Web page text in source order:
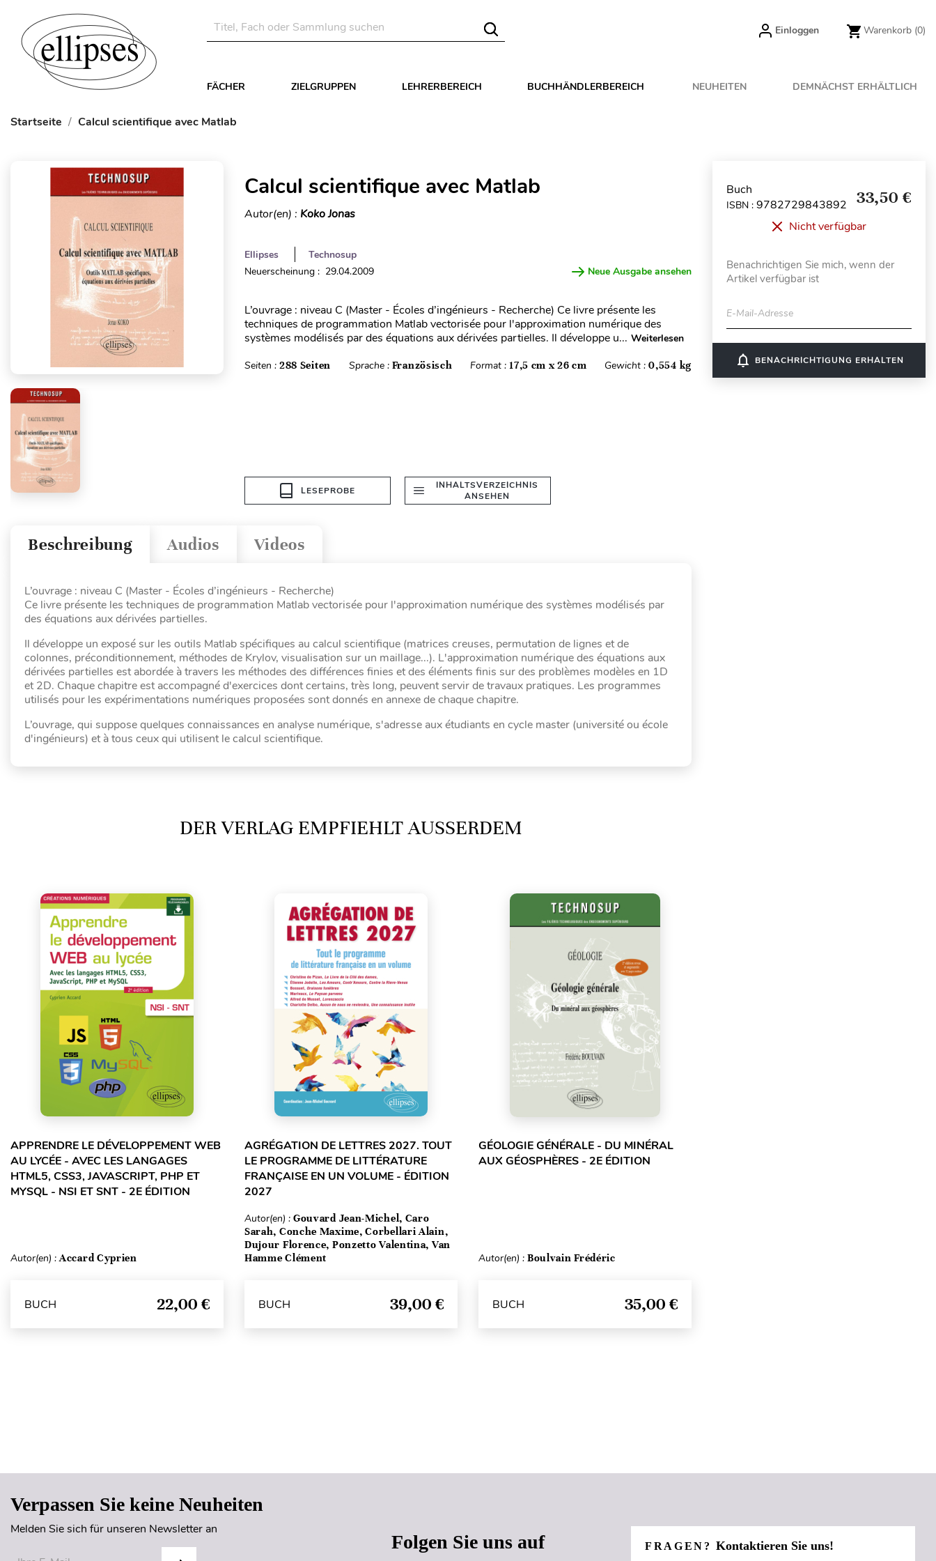
Einloggen Warenkorb (0)
FÄCHER ZIELGRUPPEN LEHRERBEREICH BUCHHÄNDLERBEREICH NEUHEITEN DEMNÄCHST ERHÄLTLICH
Startseite Calcul scientifique avec Matlab
Calcul scientifique avec Matlab
Autor(en) : Koko Jonas
Ellipses
Technosup
Neuerscheinung : 29.04.2009
Neue Ausgabe ansehen
L’ouvrage : niveau C (Master - Écoles d’ingénieurs - Recherche) Ce livre présente les
techniques de programmation Matlab vectorisée pour l'approximation numérique des
systèmes modélisés par des équations aux dérivées partielles. Il développe u... Weiterlesen
Seiten : 288 Seiten Sprache : Französisch Format :17,5 cm x 26 cm Gewicht :0,554 kg
LESEPROBE
INHALTSVERZEICHNIS
ANSEHEN
Videos
Audios
Beschreibung
L’ouvrage : niveau C (Master - Écoles d’ingénieurs - Recherche)
Ce livre présente les techniques de programmation Matlab vectorisée pour l'approximation numérique des systèmes modélisés par
des équations aux dérivées partielles.
Il développe un exposé sur les outils Matlab spécifiques au calcul scientifique (matrices creuses, permutation de lignes et de
colonnes, préconditionnement, méthodes de Krylov, visualisation sur un maillage...). L'approximation numérique des équations aux
dérivées partielles est abordée à travers les méthodes des différences finies et des éléments finis sur des problèmes modèles en 1D
et 2D. Chaque chapitre est accompagné d'exercices dont certains, très long, peuvent servir de travaux pratiques. Les programmes
utilisés pour les expérimentations numériques proposées sont donnés en annexe de chaque chapitre.
L’ouvrage, qui suppose quelques connaissances en analyse numérique, s'adresse aux étudiants en cycle master (université ou école
d'ingénieurs) et à tous ceux qui utilisent le calcul scientifique.
DER VERLAG EMPFIEHLT AUSSERDEM
APPRENDRE LE DÉVELOPPEMENT WEB
AU LYCÉE - AVEC LES LANGAGES
HTML5, CSS3, JAVASCRIPT, PHP ET
MYSQL - NSI ET SNT - 2E ÉDITION
Autor(en) :Accard Cyprien
BUCH 22,00 €
AGRÉGATION DE LETTRES 2027. TOUT
LE PROGRAMME DE LITTÉRATURE
FRANÇAISE EN UN VOLUME - ÉDITION
2027
Autor(en) : Gouvard Jean-Michel, Caro
Sarah, Conche Maxime, Corbellari Alain,
Dujour Florence, Ponzetto Valentina, Van
Hamme Clément
BUCH 39,00 €
GÉOLOGIE GÉNÉRALE - DU MINÉRAL
AUX GÉOSPHÈRES - 2E ÉDITION
Autor(en) : Boulvain Frédéric
BUCH 35,00 €
Buch
ISBN : 9782729843892 33,50 €
Nicht verfügbar
Benachrichtigen Sie mich, wenn der
Artikel verfügbar ist
E-Mail-Adresse
notifications_none BENACHRICHTIGUNG ERHALTEN
Verpassen Sie keine Neuheiten
Melden Sie sich für unseren Newsletter an
Folgen Sie uns auf FRAGEN?Kontaktieren Sie uns!